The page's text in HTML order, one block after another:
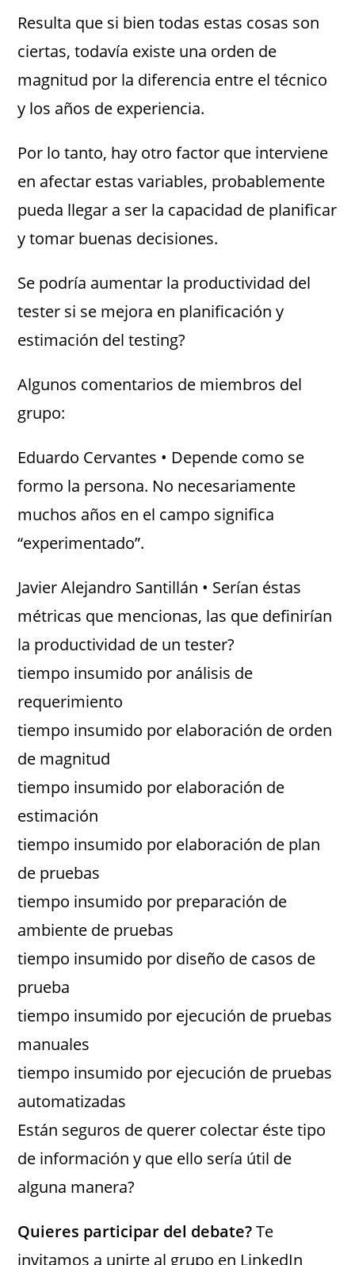
Resulta que si bien todas estas cosas son
ciertas, todavía existe una orden de
magnitud por la diferencia entre el técnico
y los años de experiencia.
Por lo tanto, hay otro factor que interviene
en afectar estas variables, probablemente
pueda llegar a ser la capacidad de planificar
y tomar buenas decisiones.
Se podría aumentar la productividad del
tester si se mejora en planificación y
estimación del testing?
Algunos comentarios de miembros del
grupo:
Eduardo Cervantes • Depende como se
formo la persona. No necesariamente
muchos años en el campo significa
“experimentado”.
Javier Alejandro Santillán • Serían éstas
métricas que mencionas, las que definirían
la productividad de un tester?
tiempo insumido por análisis de
requerimiento
tiempo insumido por elaboración de orden
de magnitud
tiempo insumido por elaboración de
estimación
tiempo insumido por elaboración de plan
de pruebas
tiempo insumido por preparación de
ambiente de pruebas
tiempo insumido por diseño de casos de
prueba
tiempo insumido por ejecución de pruebas
manuales
tiempo insumido por ejecución de pruebas
automatizadas
Están seguros de querer colectar éste tipo
de información y que ello sería útil de
alguna manera?
Quieres participar del debate?Te
invitamos a unirte al grupo en LinkedIn